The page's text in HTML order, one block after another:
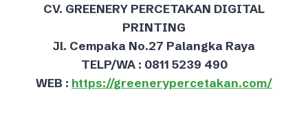
CV. GREENERY PERCETAKAN DIGITAL
PRINTING
Jl. Cempaka No.27 Palangka Raya
TELP/WA : 0811 5239 490
WEB : https://greenerypercetakan.com/